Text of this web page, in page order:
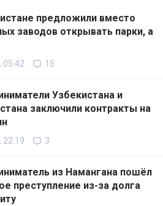
предложили вместо
заводов открывать парки, а
05:42 15
Узбекистана и
заключили контракты на
22:19 3
из Намангана пошёл
преступление из-за долга